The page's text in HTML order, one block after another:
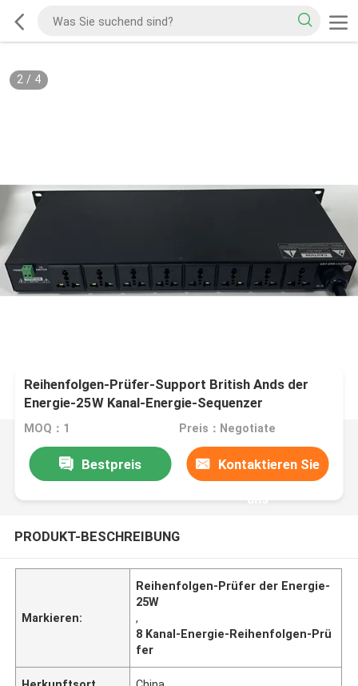
2/ 4
Reihenfolgen-Prüfer-Support British Ands der
Energie-25W Kanal-Energie-Sequenzer
chinesischer des Netzstecker-8
MOQ：1 Preis：Negotiate
Bestpreis Kontaktieren Sie
uns
PRODUKT-BESCHREIBUNG
Markieren:
Reihenfolgen-Prüfer der Energie-
25W
,
8 Kanal-Energie-Reihenfolgen-Prü
fer